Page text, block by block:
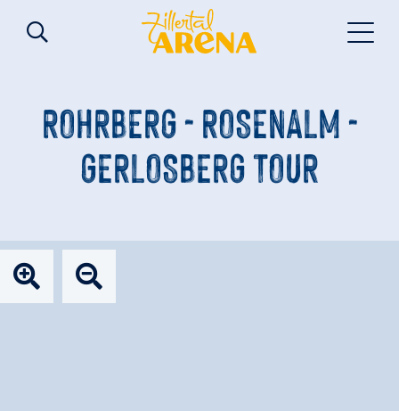
ROHRBERG - ROSENALM -
GERLOSBERG TOUR